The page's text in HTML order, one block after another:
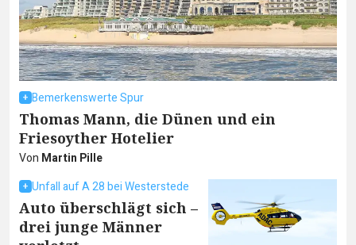
Bemerkenswerte Spur
Thomas Mann, die Dünen und ein
Friesoyther Hotelier
Von Martin Pille
Unfall auf A 28 bei Westerstede
Auto überschlägt sich –
drei junge Männer